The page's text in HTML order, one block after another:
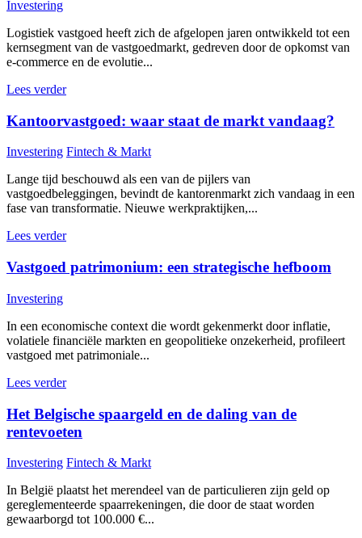
Investering
Logistiek vastgoed heeft zich de afgelopen jaren ontwikkeld tot een
kernsegment van de vastgoedmarkt, gedreven door de opkomst van
e-commerce en de evolutie...
Lees verder
Kantoorvastgoed: waar staat de markt vandaag?
Investering Fintech & Markt
Lange tijd beschouwd als een van de pijlers van
vastgoedbeleggingen, bevindt de kantorenmarkt zich vandaag in een
fase van transformatie. Nieuwe werkpraktijken,...
Lees verder
Vastgoed patrimonium: een strategische hefboom
Investering
In een economische context die wordt gekenmerkt door inflatie,
volatiele financiële markten en geopolitieke onzekerheid, profileert
vastgoed met patrimoniale...
Lees verder
Het Belgische spaargeld en de daling van de
rentevoeten
Investering Fintech & Markt
In België plaatst het merendeel van de particulieren zijn geld op
gereglementeerde spaarrekeningen, die door de staat worden
gewaarborgd tot 100.000 €...